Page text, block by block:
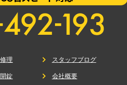
理
錠
スタッフブログ
会社概要